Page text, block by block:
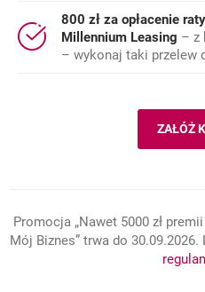
800 zł za opłacenie
Millennium Leasing – z
– wykonaj taki przelew
ZAŁÓŻ
Promocja „Nawet 5000 zł
Mój Biznes” trwa do